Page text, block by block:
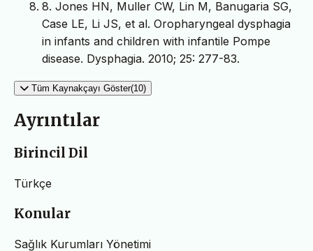
8. Jones HN, Muller CW, Lin M, Banugaria SG,
Case LE, Li JS, et al. Oropharyngeal dysphagia
in infants and children with infantile Pompe
disease. Dysphagia. 2010; 25: 277-83.
Tüm Kaynakçayı Göster(10)
Ayrıntılar
Birincil Dil
Türkçe
Konular
Sağlık Kurumları Yönetimi